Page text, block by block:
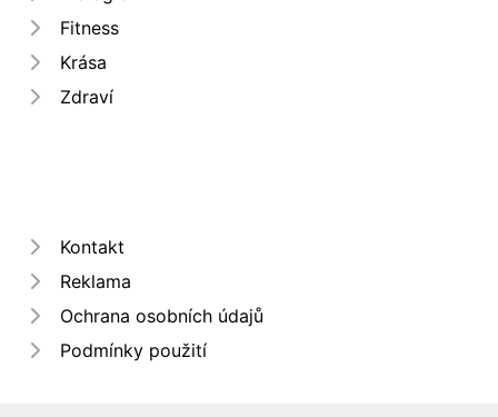
Fitness
Krása
Zdraví
Kontakt
Reklama
Ochrana osobních údajů
Podmínky použití